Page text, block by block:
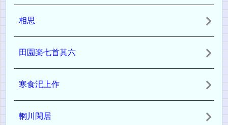
相思
田園楽七首其六
寒食汜上作
輞川閑居